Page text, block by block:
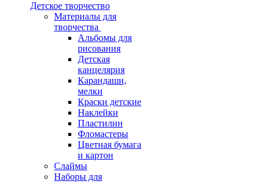
Детское творчество
Материалы для
творчества
Альбомы для
рисования
Детская
канцелярия
Карандаши,
мелки
Краски детские
Наклейки
Пластилин
Фломастеры
Цветная бумага
и картон
Слаймы
Наборы для